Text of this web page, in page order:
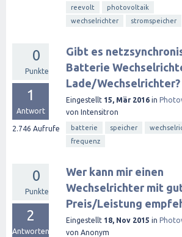
reevolt
photovoltaik
wechselrichter
stromspeicher
0
Punkte
1
Antwort
2.746 Aufrufe
Gibt es
Batterie
Lade/Wechselrichter?
Eingestellt 15, Mär 2016 in
von Intensitron
batterie speicher
frequenz
0
Punkte
2
Antworten
Wer kann mir einen
Wechselrichter mit
Preis/Leistung
Eingestellt 18, Nov 2015 in
von Anonym